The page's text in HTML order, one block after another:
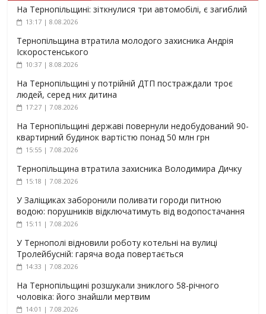
На Тернопільщині: зіткнулися три автомобілі, є загиблий
13:17 | 8.08.2026
Тернопільщина втратила молодого захисника Андрія
Іскоростенського
10:37 | 8.08.2026
На Тернопільщині у потрійній ДТП постраждали троє
людей, серед них дитина
17:27 | 7.08.2026
На Тернопільщині державі повернули недобудований 90-
квартирний будинок вартістю понад 50 млн грн
15:55 | 7.08.2026
Тернопільщина втратила захисника Володимира Дичку
15:18 | 7.08.2026
У Заліщиках заборонили поливати городи питною
водою: порушників відключатимуть від водопостачання
15:11 | 7.08.2026
У Тернополі відновили роботу котельні на вулиці
Тролейбусній: гаряча вода повертається
14:33 | 7.08.2026
На Тернопільщині розшукали зниклого 58-річного
чоловіка: його знайшли мертвим
14:01 | 7.08.2026